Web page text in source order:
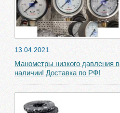
13.04.2021
Манометры низкого давления в
наличии! Доставка по РФ!